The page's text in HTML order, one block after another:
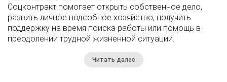
Соцконтракт помогает открыть собственное дело,
развить личное подсобное хозяйство, получить
поддержку на время поиска работы или помощь в
преодолении трудной жизненной ситуации.
Читать далее